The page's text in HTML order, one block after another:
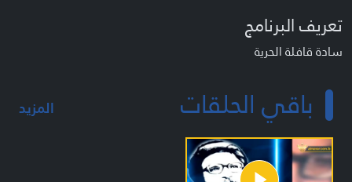
تعريف البرنامج
سادة قافلة الحرية
باقي الحلقات المزيد